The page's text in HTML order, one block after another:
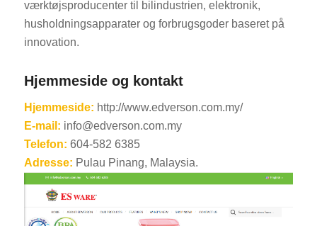
værktøjsproducenter til bilindustrien, elektronik,
husholdningsapparater og forbrugsgoder baseret på
innovation.
Hjemmeside og kontakt
Hjemmeside: http://www.edverson.com.my/
E-mail: info@edverson.com.my
Telefon: 604-582 6385
Adresse: Pulau Pinang, Malaysia.